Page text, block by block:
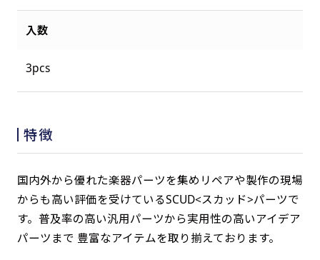
入数
3pcs
特徴
国内外から優れた楽器パーツを集めリペアや製作の現場
からも高い評価を受けているSCUD<スカッド>パーツで
す。普及率の高い汎用パーツから実用性の高いアイデア
パーツまで 豊富なアイテムを取り揃えております。